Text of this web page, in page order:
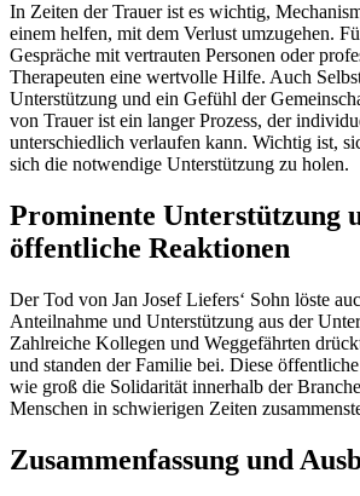
In Zeiten der Trauer ist es wichtig,
einem helfen, mit dem Verlust umzugehen.
Gespräche mit vertrauten Personen oder
Therapeuten eine wertvolle Hilfe. Auch
Unterstützung und ein Gefühl der
von Trauer ist ein langer Prozess, der
unterschiedlich verlaufen kann. Wichtig ist,
sich die notwendige Unterstützung zu holen.
Prominente Unterstützung
öffentliche Reaktionen
Der Tod von Jan Josef Liefers‘ Sohn löste
Anteilnahme und Unterstützung aus der
Zahlreiche Kollegen und Weggefährten
und standen der Familie bei. Diese
wie groß die Solidarität innerhalb der
Menschen in schwierigen Zeiten
Zusammenfassung und